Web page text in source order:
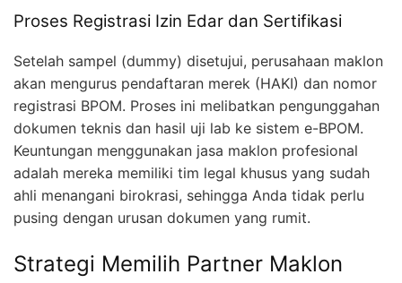
Proses Registrasi Izin Edar dan Sertifikasi
Setelah sampel (dummy) disetujui, perusahaan maklon
akan mengurus pendaftaran merek (HAKI) dan nomor
registrasi BPOM. Proses ini melibatkan pengunggahan
dokumen teknis dan hasil uji lab ke sistem e-BPOM.
Keuntungan menggunakan jasa maklon profesional
adalah mereka memiliki tim legal khusus yang sudah
ahli menangani birokrasi, sehingga Anda tidak perlu
pusing dengan urusan dokumen yang rumit.
Strategi Memilih Partner Maklon